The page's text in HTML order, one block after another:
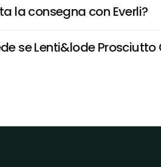
la consegna con Everli?
se Lenti&lode